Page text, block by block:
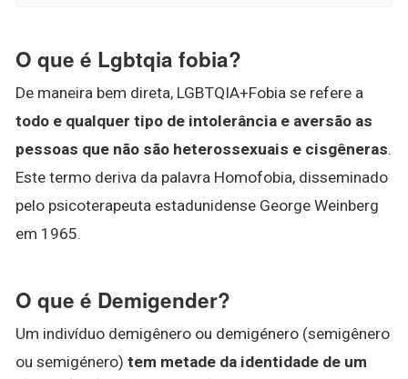
O que é Lgbtqia fobia?
De maneira bem direta, LGBTQIA+Fobia se refere a
todo e qualquer tipo de intolerância e aversão as
pessoas que não são heterossexuais e cisgêneras.
Este termo deriva da palavra Homofobia, disseminado
pelo psicoterapeuta estadunidense George Weinberg
em 1965.
O que é Demigender?
Um indivíduo demigênero ou demigénero (semigênero
ou semigénero) tem metade da identidade de um